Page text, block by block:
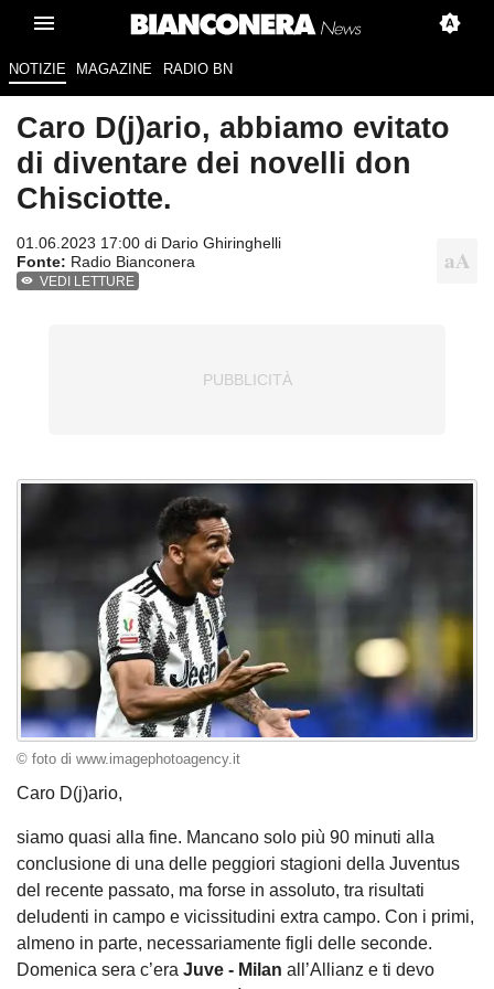
NOTIZIE MAGAZINE RADIO BN
Caro D(j)ario, abbiamo evitato
di diventare dei novelli don
Chisciotte.
01.06.2023 17:00 di Dario Ghiringhelli
Fonte: Radio Bianconera
VEDI LETTURE
© foto di www.imagephotoagency.it
Caro D(j)ario,
siamo quasi alla fine. Mancano solo più 90 minuti alla
conclusione di una delle peggiori stagioni della Juventus
del recente passato, ma forse in assoluto, tra risultati
deludenti in campo e vicissitudini extra campo. Con i primi,
almeno in parte, necessariamente figli delle seconde.
Domenica sera c’era Juve - Milan all’Allianz e ti devo